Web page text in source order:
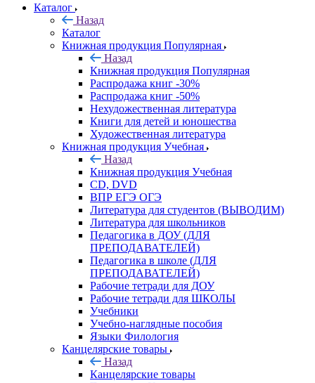
Каталог
Назад
Каталог
Книжная продукция Популярная
Назад
Книжная продукция Популярная
Распродажа книг -30%
Распродажа книг -50%
Нехудожественная литература
Книги для детей и юношества
Художественная литература
Книжная продукция Учебная
Назад
Книжная продукция Учебная
CD, DVD
ВПР ЕГЭ ОГЭ
Литература для студентов (ВЫВОДИМ)
Литература для школьников
Педагогика в ДОУ (ДЛЯ
ПРЕПОДАВАТЕЛЕЙ)
Педагогика в школе (ДЛЯ
ПРЕПОДАВАТЕЛЕЙ)
Рабочие тетради для ДОУ
Рабочие тетради для ШКОЛЫ
Учебники
Учебно-наглядные пособия
Языки Филология
Канцелярские товары
Назад
Канцелярские товары